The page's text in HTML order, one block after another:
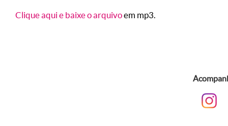
Clique aqui e baixe o arquivoem mp3.